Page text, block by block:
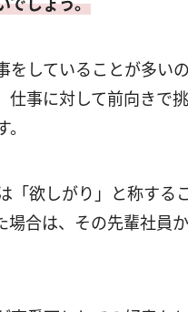
をしていることが多い
仕事に対して前向きで
「欲しがり」と称する
場合は、その先輩社員